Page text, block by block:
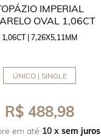
IMPERIAL
OVAL 1,06CT
1,06CT | 7,26X5,11MM
ÚNICO | SINGLE
R$ 488,98
em até 10 x sem juros